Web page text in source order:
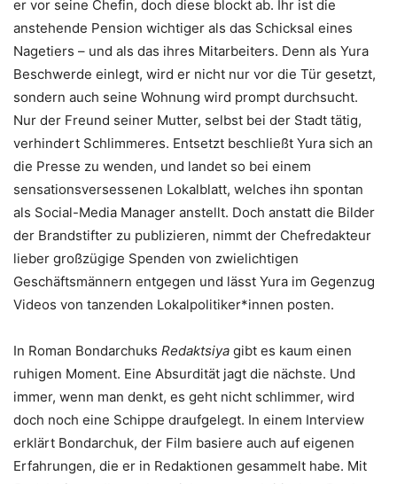
er vor seine Chefin, doch diese blockt ab. Ihr ist die
anstehende Pension wichtiger als das Schicksal eines
Nagetiers – und als das ihres Mitarbeiters. Denn als Yura
Beschwerde einlegt, wird er nicht nur vor die Tür gesetzt,
sondern auch seine Wohnung wird prompt durchsucht.
Nur der Freund seiner Mutter, selbst bei der Stadt tätig,
verhindert Schlimmeres. Entsetzt beschließt Yura sich an
die Presse zu wenden, und landet so bei einem
sensationsversessenen Lokalblatt, welches ihn spontan
als Social-Media Manager anstellt. Doch anstatt die Bilder
der Brandstifter zu publizieren, nimmt der Chefredakteur
lieber großzügige Spenden von zwielichtigen
Geschäftsmännern entgegen und lässt Yura im Gegenzug
Videos von tanzenden Lokalpolitiker*innen posten.
In Roman Bondarchuks Redaktsiya gibt es kaum einen
ruhigen Moment. Eine Absurdität jagt die nächste. Und
immer, wenn man denkt, es geht nicht schlimmer, wird
doch noch eine Schippe draufgelegt. In einem Interview
erklärt Bondarchuk, der Film basiere auch auf eigenen
Erfahrungen, die er in Redaktionen gesammelt habe. Mit